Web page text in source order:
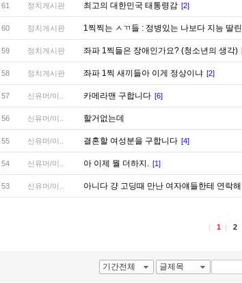
61 정치게시판 최고의 대한민국 태통령감 [2]
60 정치게시판 1찍찍는 ㅅㄲ들 : 정병있는 나보다 지능 딸
59 정치게시판 좌파 1찍들은 장애인가요? (청소년의 생각)
58 정치게시판 좌파 1찍 새끼들아 이게 정상이냐 [2]
57 신유머/이.. 카메라맨 구합니다 [6]
56 신유머/이.. 할거없는데
55 신유머/이.. 결혼할 여성분을 구합니다 [4]
54 신유머/이.. 아 이제 뭘 더하지. [1]
53 신유머/이.. 아니다 걍 고딩때 만난 여자얘들한테 연락
1 2
기간전체 글제목